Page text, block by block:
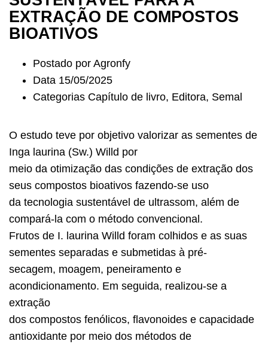
EXTRAÇÃO DE COMPOSTOS
BIOATIVOS
Postado por Agronfy
Data 15/05/2025
Categorias Capítulo de livro, Editora, Semal
O estudo teve por objetivo valorizar as sementes de
Inga laurina (Sw.) Willd por
meio da otimização das condições de extração dos
seus compostos bioativos fazendo-se uso
da tecnologia sustentável de ultrassom, além de
compará-la com o método convencional.
Frutos de I. laurina Willd foram colhidos e as suas
sementes separadas e submetidas à pré-
secagem, moagem, peneiramento e
acondicionamento. Em seguida, realizou-se a
extração
dos compostos fenólicos, flavonoides e capacidade
antioxidante por meio dos métodos de